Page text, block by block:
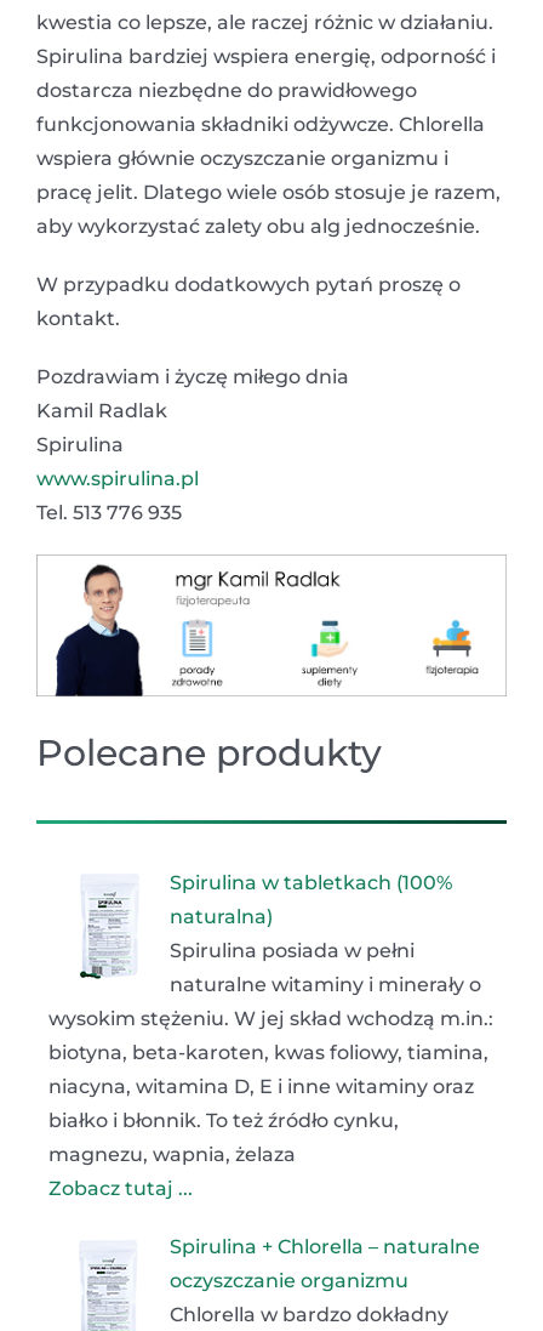
kwestia co lepsze, ale raczej różnic w działaniu.
Spirulina bardziej wspiera energię, odporność i
dostarcza niezbędne do prawidłowego
funkcjonowania składniki odżywcze. Chlorella
wspiera głównie oczyszczanie organizmu i
pracę jelit. Dlatego wiele osób stosuje je razem,
aby wykorzystać zalety obu alg jednocześnie.
W przypadku dodatkowych pytań proszę o
kontakt.
Pozdrawiam i życzę miłego dnia
Kamil Radlak
Spirulina
www.spirulina.pl
Tel. 513 776 935
Polecane produkty
Spirulina w tabletkach (100%
naturalna)
Spirulina posiada w pełni
naturalne witaminy i minerały o
wysokim stężeniu. W jej skład wchodzą m.in.:
biotyna, beta-karoten, kwas foliowy, tiamina,
niacyna, witamina D, E i inne witaminy oraz
białko i błonnik. To też źródło cynku,
magnezu, wapnia, żelaza
Zobacz tutaj ...
Spirulina + Chlorella – naturalne
oczyszczanie organizmu
Chlorella w bardzo dokładny